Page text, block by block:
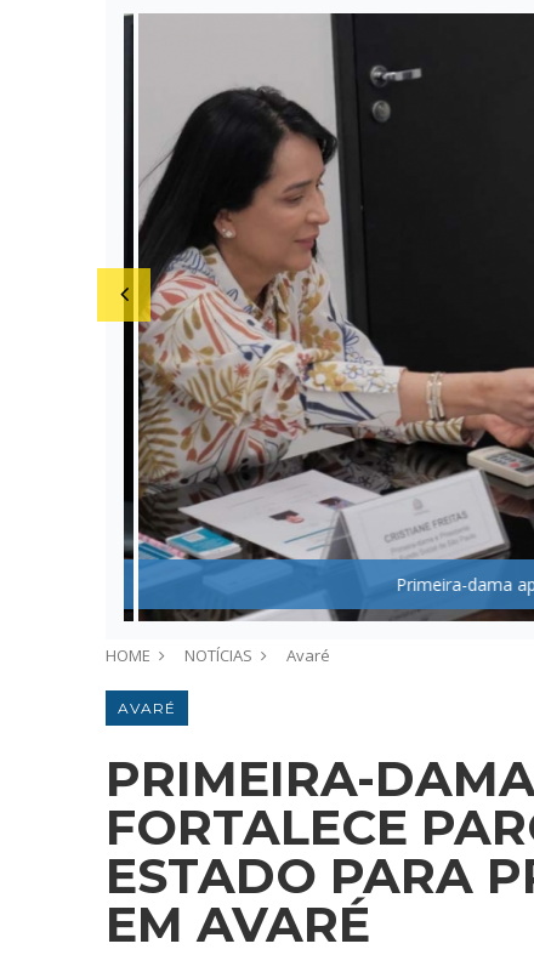
Primeira-dama
HOME NOTÍCIAS Avaré
AVARÉ
PRIMEIRA-
FORTALECE
ESTADO PARA
EM AVARÉ